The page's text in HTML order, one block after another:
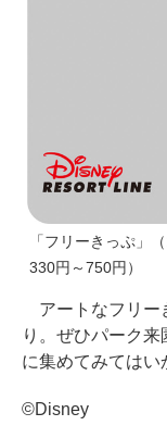
「フリーきっぷ」
330円～750円）
アートなフリー
り。ぜひパーク
に集めてみてはい
©Disney